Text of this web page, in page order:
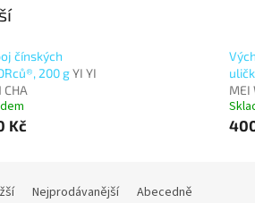
čínských
200 gYI YI
CHA
Kč
MEI
Nejprodávanější Abecedně